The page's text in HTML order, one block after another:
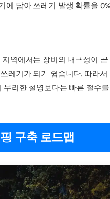
에 담아 쓰레기 발생 확률을
역에서는 장비의 내구성이 곧
레기가 되기 쉽습니다. 따라서
리한 설영보다는 빠른 철수
구축 로드맵